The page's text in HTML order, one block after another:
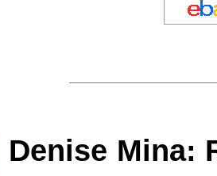
Denise Mina: